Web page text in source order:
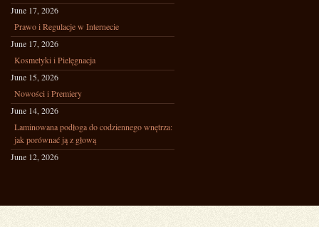
June 17, 2026
Prawo i Regulacje w Internecie
June 17, 2026
Kosmetyki i Pielęgnacja
June 15, 2026
Nowości i Premiery
June 14, 2026
Laminowana podłoga do codziennego wnętrza:
jak porównać ją z głową
June 12, 2026